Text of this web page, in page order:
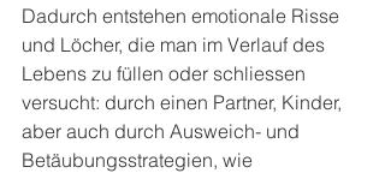
Dadurch entstehen emotionale Risse
und Löcher, die man im Verlauf des
Lebens zu füllen oder schliessen
versucht: durch einen Partner, Kinder,
aber auch durch Ausweich- und
Betäubungsstrategien, wie